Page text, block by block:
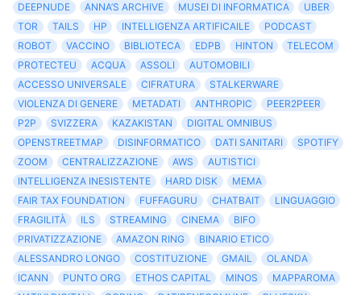
DEEPNUDE
ANNA’S ARCHIVE MUSEI DI INFORMATICA
UBER
TOR
TAILS HP INTELLIGENZA ARTIFICAILE
PODCAST
ROBOT
VACCINO BIBLIOTECA EDPB HINTON
TELECOM
PROTECTEU
ACQUA ASSOLI
AUTOMOBILI
ACCESSO UNIVERSALE
CIFRATURA
STALKERWARE
VIOLENZA DI GENERE
METADATI ANTHROPIC
PEER2PEER
P2P
SVIZZERA KAZAKISTAN
DIGITAL OMNIBUS
OPENSTREETMAP
DISINFORMATICO DATI SANITARI
SPOTIFY
ZOOM
CENTRALIZZAZIONE AWS
AUTISTICI
INTELLIGENZA INESISTENTE
HARD DISK
MEMA
FAIR TAX FOUNDATION
FUFFAGURU CHATBAIT
LINGUAGGIO
FRAGILITÀ
ILS STREAMING CINEMA
BIFO
PRIVATIZZAZIONE
AMAZON RING
BINARIO ETICO
ALESSANDRO LONGO
COSTITUZIONE GMAIL
OLANDA
ICANN
PUNTO ORG ETHOS CAPITAL MINOS
MAPPAROMA